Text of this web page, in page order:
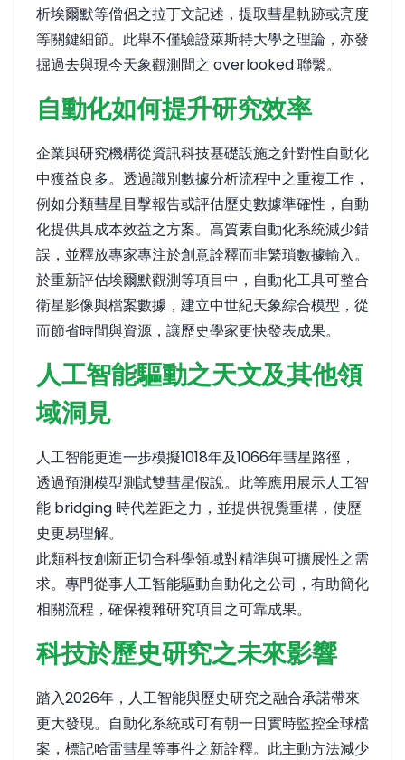
析埃爾默等僧侶之拉丁文記述，提取彗星軌跡或亮度
等關鍵細節。此舉不僅驗證萊斯特大學之理論，亦發
掘過去與現今天象觀測間之 overlooked 聯繫。
自動化如何提升研究效率
企業與研究機構從資訊科技基礎設施之針對性自動化
中獲益良多。透過識別數據分析流程中之重複工作，
例如分類彗星目擊報告或評估歷史數據準確性，自動
化提供具成本效益之方案。高質素自動化系統減少錯
誤，並釋放專家專注於創意詮釋而非繁瑣數據輸入。
於重新評估埃爾默觀測等項目中，自動化工具可整合
衛星影像與檔案數據，建立中世紀天象綜合模型，從
而節省時間與資源，讓歷史學家更快發表成果。
人工智能驅動之天文及其他領
域洞見
人工智能更進一步模擬1018年及1066年彗星路徑，
透過預測模型測試雙彗星假說。此等應用展示人工智
能 bridging 時代差距之力，並提供視覺重構，使歷
史更易理解。
此類科技創新正切合科學領域對精準與可擴展性之需
求。專門從事人工智能驅動自動化之公司，有助簡化
相關流程，確保複雜研究項目之可靠成果。
科技於歷史研究之未來影響
踏入2026年，人工智能與歷史研究之融合承諾帶來
更大發現。自動化系統或可有朝一日實時監控全球檔
案，標記哈雷彗星等事件之新詮釋。此主動方法減少